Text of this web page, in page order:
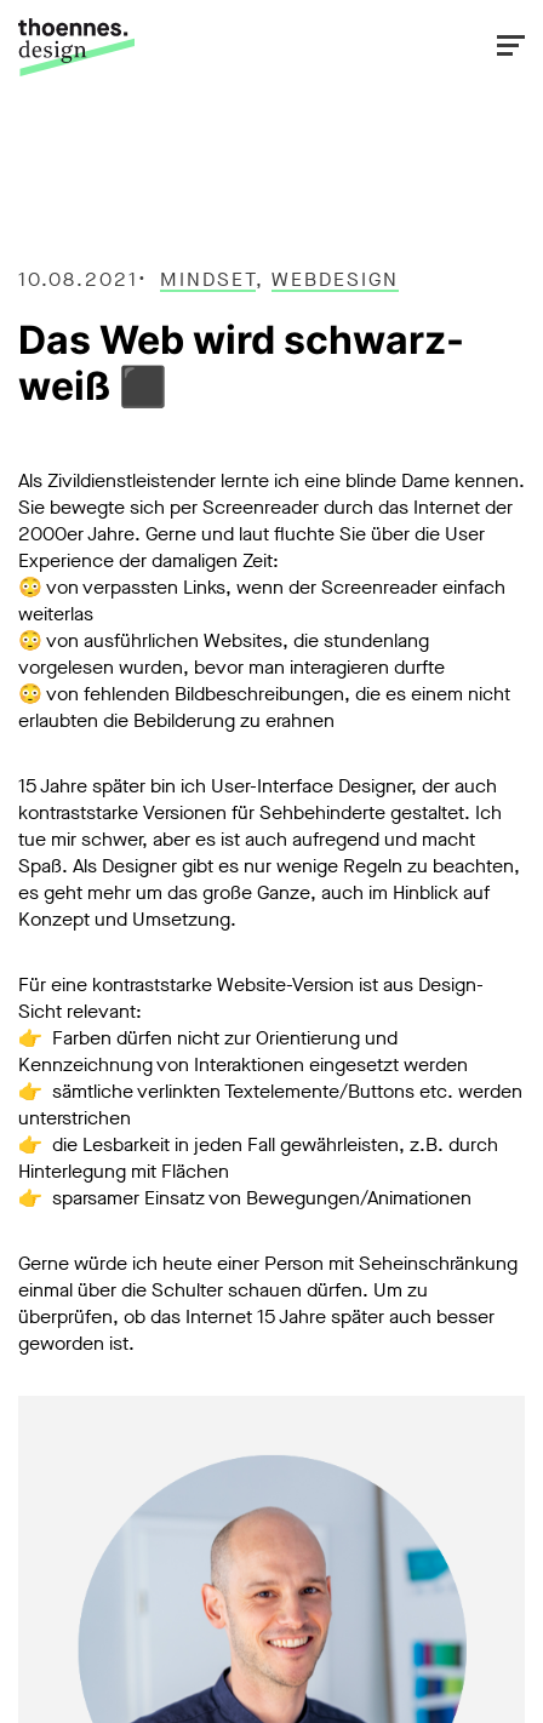
10.08.2021 MINDSET, WEBDESIGN
Das Web wird schwarz-
weiß ⬛
Als Zivildienstleistender lernte ich eine blinde Dame kennen.
Sie bewegte sich per Screenreader durch das Internet der
2000er Jahre. Gerne und laut fluchte Sie über die User
Experience der damaligen Zeit:
😳 von verpassten Links, wenn der Screenreader einfach
weiterlas
😳 von ausführlichen Websites, die stundenlang
vorgelesen wurden, bevor man interagieren durfte
😳 von fehlenden Bildbeschreibungen, die es einem nicht
erlaubten die Bebilderung zu erahnen
15 Jahre später bin ich User-Interface Designer, der auch
kontraststarke Versionen für Sehbehinderte gestaltet. Ich
tue mir schwer, aber es ist auch aufregend und macht
Spaß. Als Designer gibt es nur wenige Regeln zu beachten,
es geht mehr um das große Ganze, auch im Hinblick auf
Konzept und Umsetzung.
Für eine kontraststarke Website-Version ist aus Design-
Sicht relevant:
👉 Farben dürfen nicht zur Orientierung und
Kennzeichnung von Interaktionen eingesetzt werden
👉 sämtliche verlinkten Textelemente/Buttons etc. werden
unterstrichen
👉 die Lesbarkeit in jeden Fall gewährleisten, z.B. durch
Hinterlegung mit Flächen
👉 sparsamer Einsatz von Bewegungen/Animationen
Gerne würde ich heute einer Person mit Seheinschränkung
einmal über die Schulter schauen dürfen. Um zu
überprüfen, ob das Internet 15 Jahre später auch besser
geworden ist.